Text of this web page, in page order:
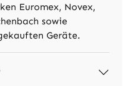
Euromex, Novex,
sowie
Geräte.